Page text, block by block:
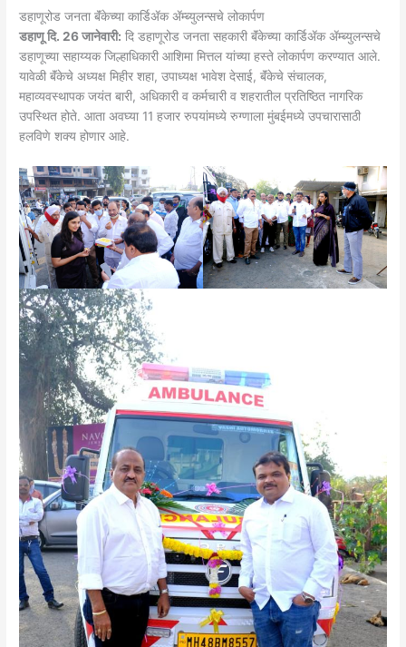
डहाणूरोड जनता बॅंकेच्या कार्डिॲक ॲम्ब्युलन्सचे लोकार्पण
डहाणू दि. 26 जानेवारी: दि डहाणूरोड जनता सहकारी बॅंकेच्या कार्डिॲक ॲम्ब्युलन्सचे
डहाणूच्या सहाय्यक जिल्हाधिकारी आशिमा मित्तल यांच्या हस्ते लोकार्पण करण्यात आले.
यावेळी बॅंकेचे अध्यक्ष मिहीर शहा, उपाध्यक्ष भावेश देसाई, बॅंकेचे संचालक,
महाव्यवस्थापक जयंत बारी, अधिकारी व कर्मचारी व शहरातील प्रतिष्ठित नागरिक
उपस्थित होते. आता अवघ्या 11 हजार रुपयांमध्ये रुग्णाला मुंबईमध्ये उपचारासाठी
हलविणे शक्य होणार आहे.